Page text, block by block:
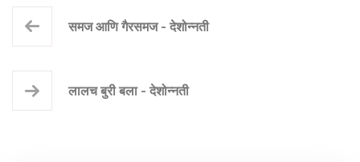
समज आणि गैरसमज - देशोन्नती
लालच बुरी बला - देशोन्नती